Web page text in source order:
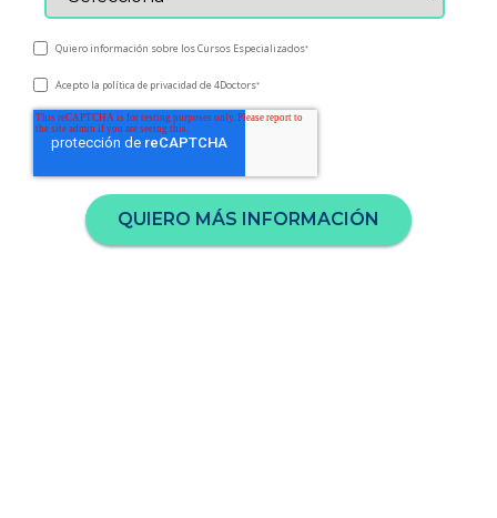
Quiero información sobre los Cursos Especializados*
Acepto la política de privacidad de 4Doctors*